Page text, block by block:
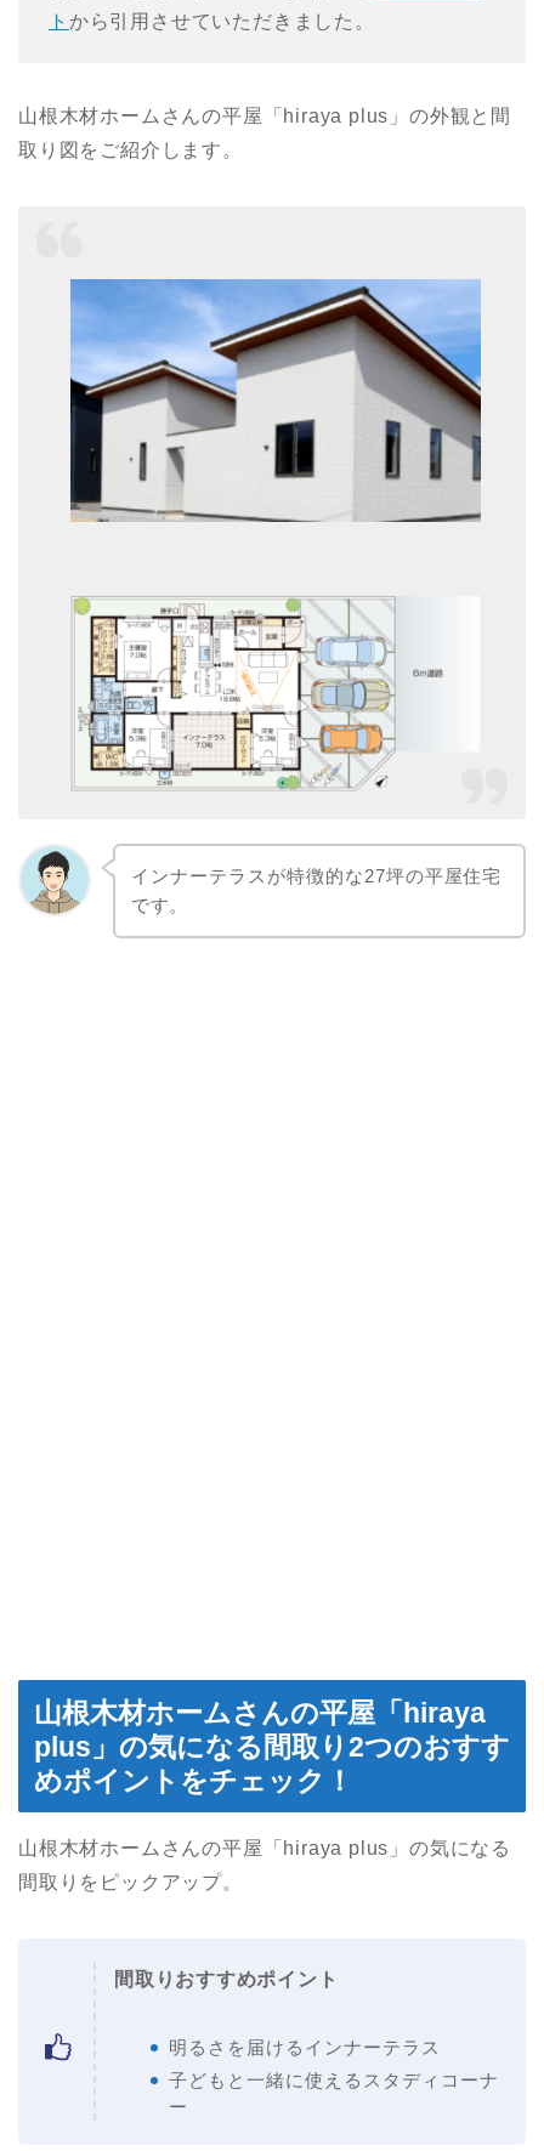
ト から引用させていただきました。
山根木材ホームさんの平屋「hiraya plus」の外観と間
取り図をご紹介します。
インナーテラスが特徴的な27坪の平屋住宅
です。
山根木材ホームさんの平屋「hiraya
plus」の気になる間取り2つのおすす
めポイントをチェック！
山根木材ホームさんの平屋「hiraya plus」の気になる
間取りをピックアップ。
間取りおすすめポイント
明るさを届けるインナーテラス
子どもと一緒に使えるスタディコーナ
ー